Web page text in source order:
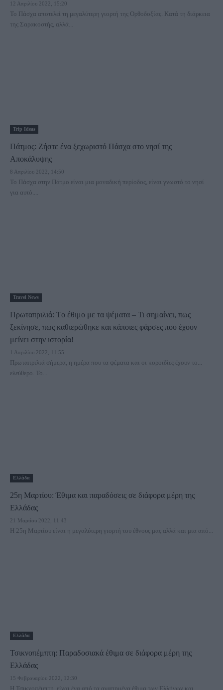
12 Απριλίου 2022, 15:20
Το Πάσχα αποτελεί τη μεγαλύτερη γιορτή της Ορθοδοξίας. Κατά τη διάρκεια
της Σαρακοστής, αλλά...
Trip Ideas
Πάτμος: Ζήστε ένα ξεχωριστό Πάσχα στο νησί της
Αποκάλυψης
8 Απριλίου 2022, 14:50
Το Πάσχα στην Πάτμο είναι μια μοναδική περίοδος, είναι γνωστό το νησί
για αυτό....
Travel News
Πρωταπριλιά: Τo έθιμο με τα ψέματα – Τι σημαίνει, πως
ξεκίνησε, πως καθιερώθηκε και κάποιες φάρσες που έχουν
μείνει στην ιστορία!
1 Απριλίου 2022, 11:55
Πρωταπριλιά σήμερα, η ημέρα που τα ψέματα και οι κοροϊδίες έχουν το...
ελεύθερο. Το...
Ελλάδα
25η Μαρτίου: Έθιμα και παραδόσεις σε διάφορα μέρη της
Ελλάδας
21 Μαρτίου 2022, 11:43
Η 25η Μαρτίου είναι η μεγαλύτερη γιορτή του έθνους μας αλλά και μια από...
Ελλάδα
Τσικνοπέμπτη: Παραδοσιακά έθιμα σε διάφορα μέρη της
Ελλάδας
15 Φεβρουαρίου 2022, 12:30
Η Τσικνοπέμπτη, είναι ένα από τα αγαπημένα έθιμα των Ελλήνων και